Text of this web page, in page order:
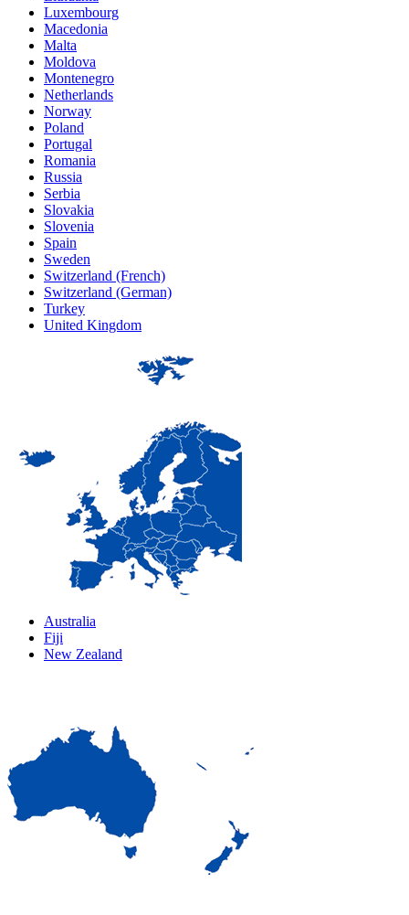
Luxembourg
Macedonia
Malta
Moldova
Montenegro
Netherlands
Norway
Poland
Portugal
Romania
Russia
Serbia
Slovakia
Slovenia
Spain
Sweden
Switzerland (French)
Switzerland (German)
Turkey
United Kingdom
Australia
Fiji
New Zealand